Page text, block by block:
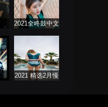
2021全咚鼓中文
2021 精选2月慢